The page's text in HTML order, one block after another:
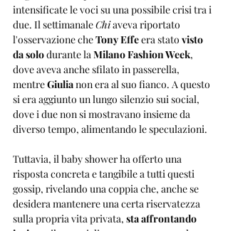
intensificate le voci su una possibile crisi tra i
due. Il settimanale Chi aveva riportato
l'osservazione che Tony Effe era stato visto
da solo durante la Milano Fashion Week,
dove aveva anche sfilato in passerella,
mentre Giulia non era al suo fianco. A questo
si era aggiunto un lungo silenzio sui social,
dove i due non si mostravano insieme da
diverso tempo, alimentando le speculazioni.
Tuttavia, il baby shower ha offerto una
risposta concreta e tangibile a tutti questi
gossip, rivelando una coppia che, anche se
desidera mantenere una certa riservatezza
sulla propria vita privata, sta affrontando